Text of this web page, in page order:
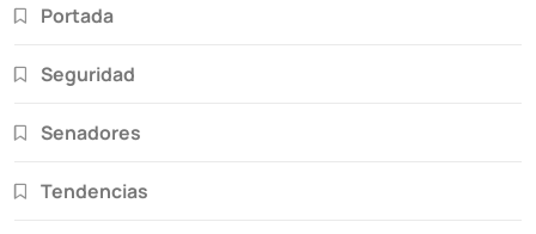
Portada
Seguridad
Senadores
Tendencias